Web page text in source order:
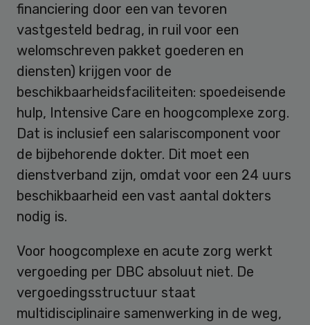
financiering door een van tevoren
vastgesteld bedrag, in ruil voor een
welomschreven pakket goederen en
diensten) krijgen voor de
beschikbaarheidsfaciliteiten: spoedeisende
hulp, Intensive Care en hoogcomplexe zorg.
Dat is inclusief een salariscomponent voor
de bijbehorende dokter. Dit moet een
dienstverband zijn, omdat voor een 24 uurs
beschikbaarheid een vast aantal dokters
nodig is.
Voor hoogcomplexe en acute zorg werkt
vergoeding per DBC absoluut niet. De
vergoedingsstructuur staat
multidisciplinaire samenwerking in de weg,